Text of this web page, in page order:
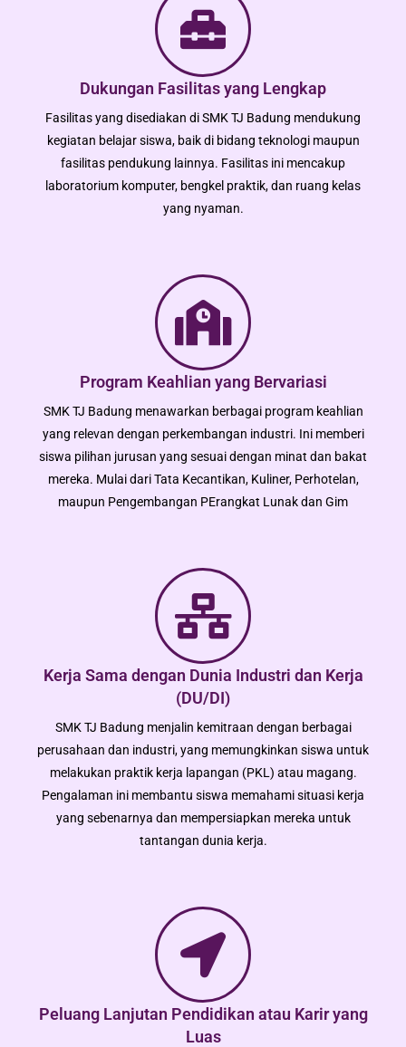
Dukungan Fasilitas yang Lengkap
Fasilitas yang disediakan di SMK TJ Badung mendukung
kegiatan belajar siswa, baik di bidang teknologi maupun
fasilitas pendukung lainnya. Fasilitas ini mencakup
laboratorium komputer, bengkel praktik, dan ruang kelas
yang nyaman.
Program Keahlian yang Bervariasi
SMK TJ Badung menawarkan berbagai program keahlian
yang relevan dengan perkembangan industri. Ini memberi
siswa pilihan jurusan yang sesuai dengan minat dan bakat
mereka. Mulai dari Tata Kecantikan, Kuliner, Perhotelan,
maupun Pengembangan PErangkat Lunak dan Gim
Kerja Sama dengan Dunia Industri dan Kerja
(DU/DI)
SMK TJ Badung menjalin kemitraan dengan berbagai
perusahaan dan industri, yang memungkinkan siswa untuk
melakukan praktik kerja lapangan (PKL) atau magang.
Pengalaman ini membantu siswa memahami situasi kerja
yang sebenarnya dan mempersiapkan mereka untuk
tantangan dunia kerja.
Peluang Lanjutan Pendidikan atau Karir yang
Luas